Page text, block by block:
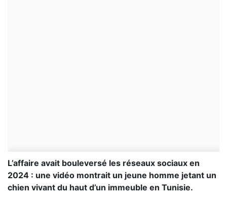
L’affaire avait bouleversé les réseaux sociaux en
2024 : une vidéo montrait un jeune homme jetant un
chien vivant du haut d’un immeuble en Tunisie.